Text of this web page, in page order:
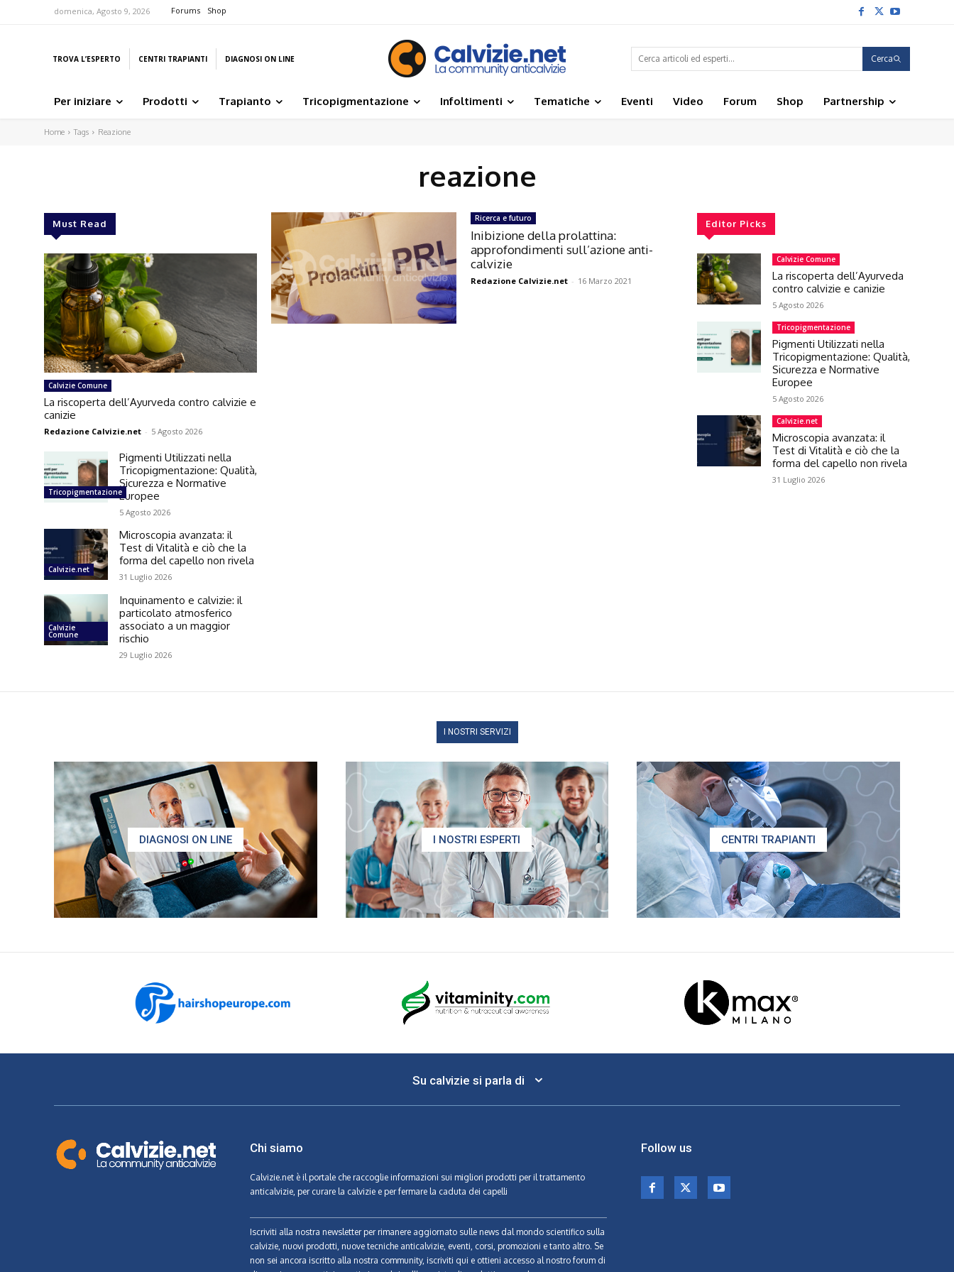
domenica, Agosto 9, 2026 Forums Shop
TROVA L’ESPERTO CENTRI TRAPIANTI DIAGNOSI ON LINE Cerca
Per iniziare Prodotti Trapianto Tricopigmentazione Infoltimenti Tematiche Eventi Video Forum Shop Partnership
Home Tags Reazione
reazione
Must Read
Calvizie Comune
La riscoperta dell’Ayurveda contro calvizie e
canizie
Redazione Calvizie.net - 5 Agosto 2026
Tricopigmentazione
Pigmenti Utilizzati nella
Tricopigmentazione: Qualità,
Sicurezza e Normative
Europee
5 Agosto 2026
Calvizie.net
Microscopia avanzata: il
Test di Vitalità e ciò che la
forma del capello non rivela
31 Luglio 2026
Calvizie
Comune
Inquinamento e calvizie: il
particolato atmosferico
associato a un maggior
rischio
29 Luglio 2026
Ricerca e futuro
Inibizione della prolattina:
approfondimenti sull’azione anti-
calvizie
Redazione Calvizie.net - 16 Marzo 2021
Editor Picks
Calvizie Comune
La riscoperta dell’Ayurveda
contro calvizie e canizie
5 Agosto 2026
Tricopigmentazione
Pigmenti Utilizzati nella
Tricopigmentazione: Qualità,
Sicurezza e Normative
Europee
5 Agosto 2026
Calvizie.net
Microscopia avanzata: il
Test di Vitalità e ciò che la
forma del capello non rivela
31 Luglio 2026
I NOSTRI SERVIZI
DIAGNOSI ON LINE I NOSTRI ESPERTI CENTRI TRAPIANTI
Su calvizie si parla di
Chi siamo
Calvizie.netè il portale che raccoglie informazioni sui migliori prodotti per il trattamento
anticalvizie, per curare la calvizie e per fermare la caduta dei capelli
Iscriviti alla nostra newsletter per rimanere aggiornato sulle news dal mondo scientifico sulla
calvizie, nuovi prodotti, nuove tecniche anticalvizie, eventi, corsi, promozioni e tanto altro. Se
non sei ancora iscritto alla nostra community, iscriviti qui e ottieni accesso al nostro forum di
Follow us